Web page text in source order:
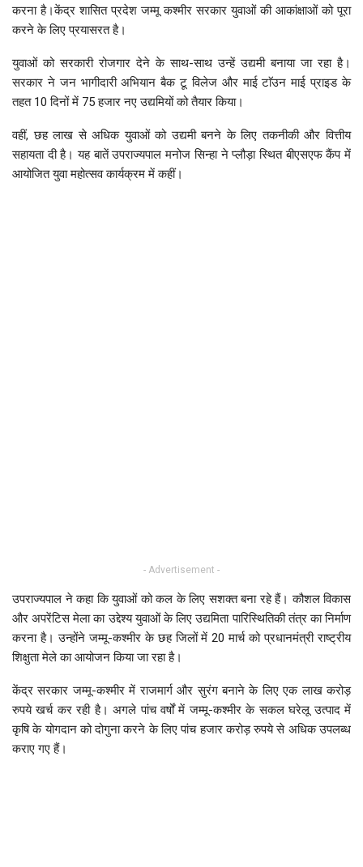
करना है।केंद्र शासित प्रदेश जम्मू कश्मीर सरकार युवाओं की आकांक्षाओं को पूरा
करने के लिए प्रयासरत है।
युवाओं को सरकारी रोजगार देने के साथ-साथ उन्हें उद्यमी बनाया जा रहा है।
सरकार ने जन भागीदारी अभियान बैक टू विलेज और माई टाॅउन माई प्राइड के
तहत 10 दिनों में 75 हजार नए उद्यमियों को तैयार किया।
वहीं, छह लाख से अधिक युवाओं को उद्यमी बनने के लिए तकनीकी और वित्तीय
सहायता दी है। यह बातें उपराज्यपाल मनोज सिन्हा ने प्लौड़ा स्थित बीएसएफ कैंप में
आयोजित युवा महोत्सव कार्यक्रम में कहीं।
- Advertisement -
उपराज्यपाल ने कहा कि युवाओं को कल के लिए सशक्त बना रहे हैं। कौशल विकास
और अपरेंटिस मेला का उद्देश्य युवाओं के लिए उद्यमिता पारिस्थितिकी तंत्र का निर्माण
करना है। उन्होंने जम्मू-कश्मीर के छह जिलों में 20 मार्च को प्रधानमंत्री राष्ट्रीय
शिक्षुता मेले का आयोजन किया जा रहा है।
केंद्र सरकार जम्मू-कश्मीर में राजमार्ग और सुरंग बनाने के लिए एक लाख करोड़
रुपये खर्च कर रही है। अगले पांच वर्षों में जम्मू-कश्मीर के सकल घरेलू उत्पाद में
कृषि के योगदान को दोगुना करने के लिए पांच हजार करोड़ रुपये से अधिक उपलब्ध
कराए गए हैं।